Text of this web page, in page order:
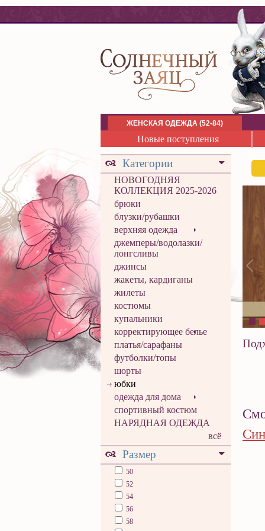
ЖЕНСКАЯ ОДЕЖДА (52-84)
Новые поступления
Категории
НОВОГОДНЯЯ
КОЛЛЕКЦИЯ 2025-2026
брюки
блузки/рубашки
верхняя одежда
джемперы/водолазки/
лонгсливы
джинсы
жакеты, кардиганы
жилеты
костюмы
купальники
корректирующее белье
платья/сарафаны
футболки/топы
шорты
юбки
одежда для дома
спортивный костюм
НАРЯДНАЯ ОДЕЖДА
всё
Размер
50
52
54
56
58